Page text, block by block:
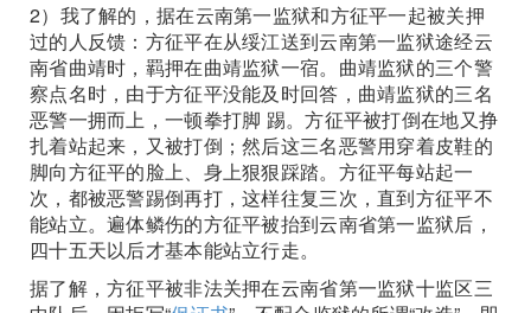
2）我了解的，据在云南第一监狱和方征平一起被关押
过的人反馈：方征平在从绥江送到云南第一监狱途经云
南省曲靖时，羁押在曲靖监狱一宿。曲靖监狱的三个警
察点名时，由于方征平没能及时回答，曲靖监狱的三名
恶警一拥而上，一顿拳打脚 踢。方征平被打倒在地又挣
扎着站起来，又被打倒；然后这三名恶警用穿着皮鞋的
脚向方征平的脸上、身上狠狠踩踏。方征平每站起一
次，都被恶警踢倒再打，这样往复三次，直到方征平不
能站立。遍体鳞伤的方征平被抬到云南省第一监狱后，
四十五天以后才基本能站立行走。
据了解，方征平被非法关押在云南省第一监狱十监区三